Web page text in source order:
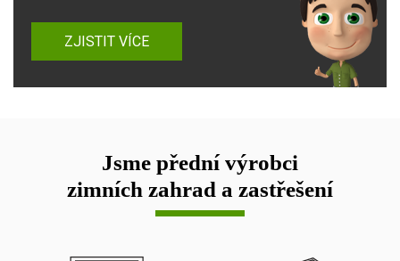
ZJISTIT VÍCE
Jsme přední výrobci
zimních zahrad a zastřešení